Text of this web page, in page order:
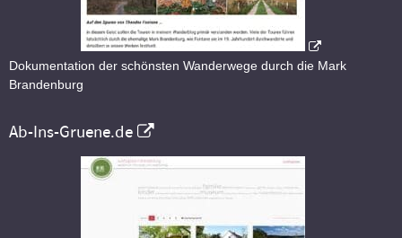
Dokumentation der schönsten Wanderwege durch die Mark
Brandenburg
Ab-Ins-Gruene.de